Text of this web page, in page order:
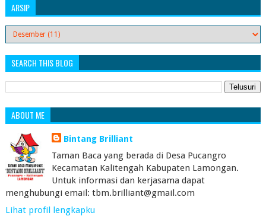
ARSIP
SEARCH THIS BLOG
ABOUT ME
Bintang Brilliant
Taman Baca yang berada di Desa Pucangro
Kecamatan Kalitengah Kabupaten Lamongan.
Untuk informasi dan kerjasama dapat
menghubungi email: tbm.brilliant@gmail.com
Lihat profil lengkapku